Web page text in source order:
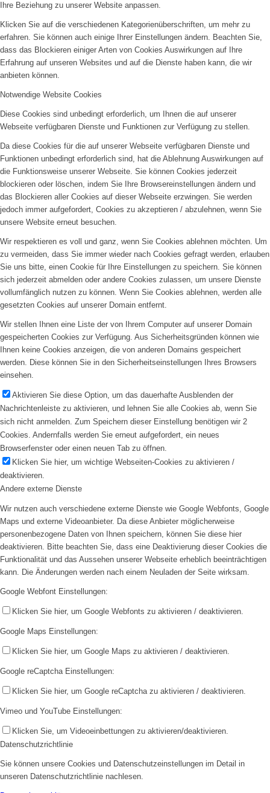
Ihre Beziehung zu unserer Website anpassen.
Klicken Sie auf die verschiedenen Kategorienüberschriften, um mehr zu
erfahren. Sie können auch einige Ihrer Einstellungen ändern. Beachten Sie,
dass das Blockieren einiger Arten von Cookies Auswirkungen auf Ihre
Erfahrung auf unseren Websites und auf die Dienste haben kann, die wir
anbieten können.
Notwendige Website Cookies
Diese Cookies sind unbedingt erforderlich, um Ihnen die auf unserer
Webseite verfügbaren Dienste und Funktionen zur Verfügung zu stellen.
Da diese Cookies für die auf unserer Webseite verfügbaren Dienste und
Funktionen unbedingt erforderlich sind, hat die Ablehnung Auswirkungen auf
die Funktionsweise unserer Webseite. Sie können Cookies jederzeit
blockieren oder löschen, indem Sie Ihre Browsereinstellungen ändern und
das Blockieren aller Cookies auf dieser Webseite erzwingen. Sie werden
jedoch immer aufgefordert, Cookies zu akzeptieren / abzulehnen, wenn Sie
unsere Website erneut besuchen.
Wir respektieren es voll und ganz, wenn Sie Cookies ablehnen möchten. Um
zu vermeiden, dass Sie immer wieder nach Cookies gefragt werden, erlauben
Sie uns bitte, einen Cookie für Ihre Einstellungen zu speichern. Sie können
sich jederzeit abmelden oder andere Cookies zulassen, um unsere Dienste
vollumfänglich nutzen zu können. Wenn Sie Cookies ablehnen, werden alle
gesetzten Cookies auf unserer Domain entfernt.
Wir stellen Ihnen eine Liste der von Ihrem Computer auf unserer Domain
gespeicherten Cookies zur Verfügung. Aus Sicherheitsgründen können wie
Ihnen keine Cookies anzeigen, die von anderen Domains gespeichert
werden. Diese können Sie in den Sicherheitseinstellungen Ihres Browsers
einsehen.
Aktivieren Sie diese Option, um das dauerhafte Ausblenden der
Nachrichtenleiste zu aktivieren, und lehnen Sie alle Cookies ab, wenn Sie
sich nicht anmelden. Zum Speichern dieser Einstellung benötigen wir 2
Cookies. Andernfalls werden Sie erneut aufgefordert, ein neues
Browserfenster oder einen neuen Tab zu öffnen.
Klicken Sie hier, um wichtige Webseiten-Cookies zu aktivieren /
deaktivieren.
Andere externe Dienste
Wir nutzen auch verschiedene externe Dienste wie Google Webfonts, Google
Maps und externe Videoanbieter. Da diese Anbieter möglicherweise
personenbezogene Daten von Ihnen speichern, können Sie diese hier
deaktivieren. Bitte beachten Sie, dass eine Deaktivierung dieser Cookies die
Funktionalität und das Aussehen unserer Webseite erheblich beeinträchtigen
kann. Die Änderungen werden nach einem Neuladen der Seite wirksam.
Google Webfont Einstellungen:
Klicken Sie hier, um Google Webfonts zu aktivieren / deaktivieren.
Google Maps Einstellungen:
Klicken Sie hier, um Google Maps zu aktivieren / deaktivieren.
Google reCaptcha Einstellungen:
Klicken Sie hier, um Google reCaptcha zu aktivieren / deaktivieren.
Vimeo und YouTube Einstellungen:
Klicken Sie, um Videoeinbettungen zu aktivieren/deaktivieren.
Datenschutzrichtlinie
Sie können unsere Cookies und Datenschutzeinstellungen im Detail in
unseren Datenschutzrichtlinie nachlesen.